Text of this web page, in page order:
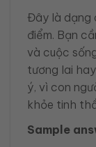
Đây là dạng
điểm. Bạn
và cuộc
tương lai
ý, vì con
khỏe tinh
Sample